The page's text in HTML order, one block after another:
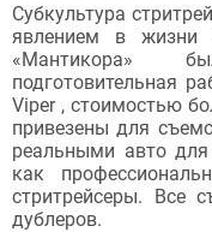
Субкультура
явлением в жизни
«Мантикора»
подготовительная
Viper , стоимостью
привезены для
реальными авто
как
стритрейсеры. Все
дублеров.